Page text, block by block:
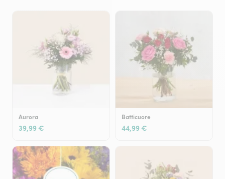
Aurora
39,99 €
Batticuore
44,99 €